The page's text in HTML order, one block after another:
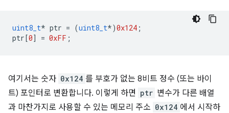
uint8_t* ptr = (uint8_t*)0x124 ;
ptr[0] = 0xFF ;
여기서는 숫자 0x124 를 부호가 없는 8비트 정수 (또는 바이
트) 포인터로 변환합니다. 이렇게 하면 ptr 변수가 다른 배열
과 마찬가지로 사용할 수 있는 메모리 주소 0x124 에서 시작하